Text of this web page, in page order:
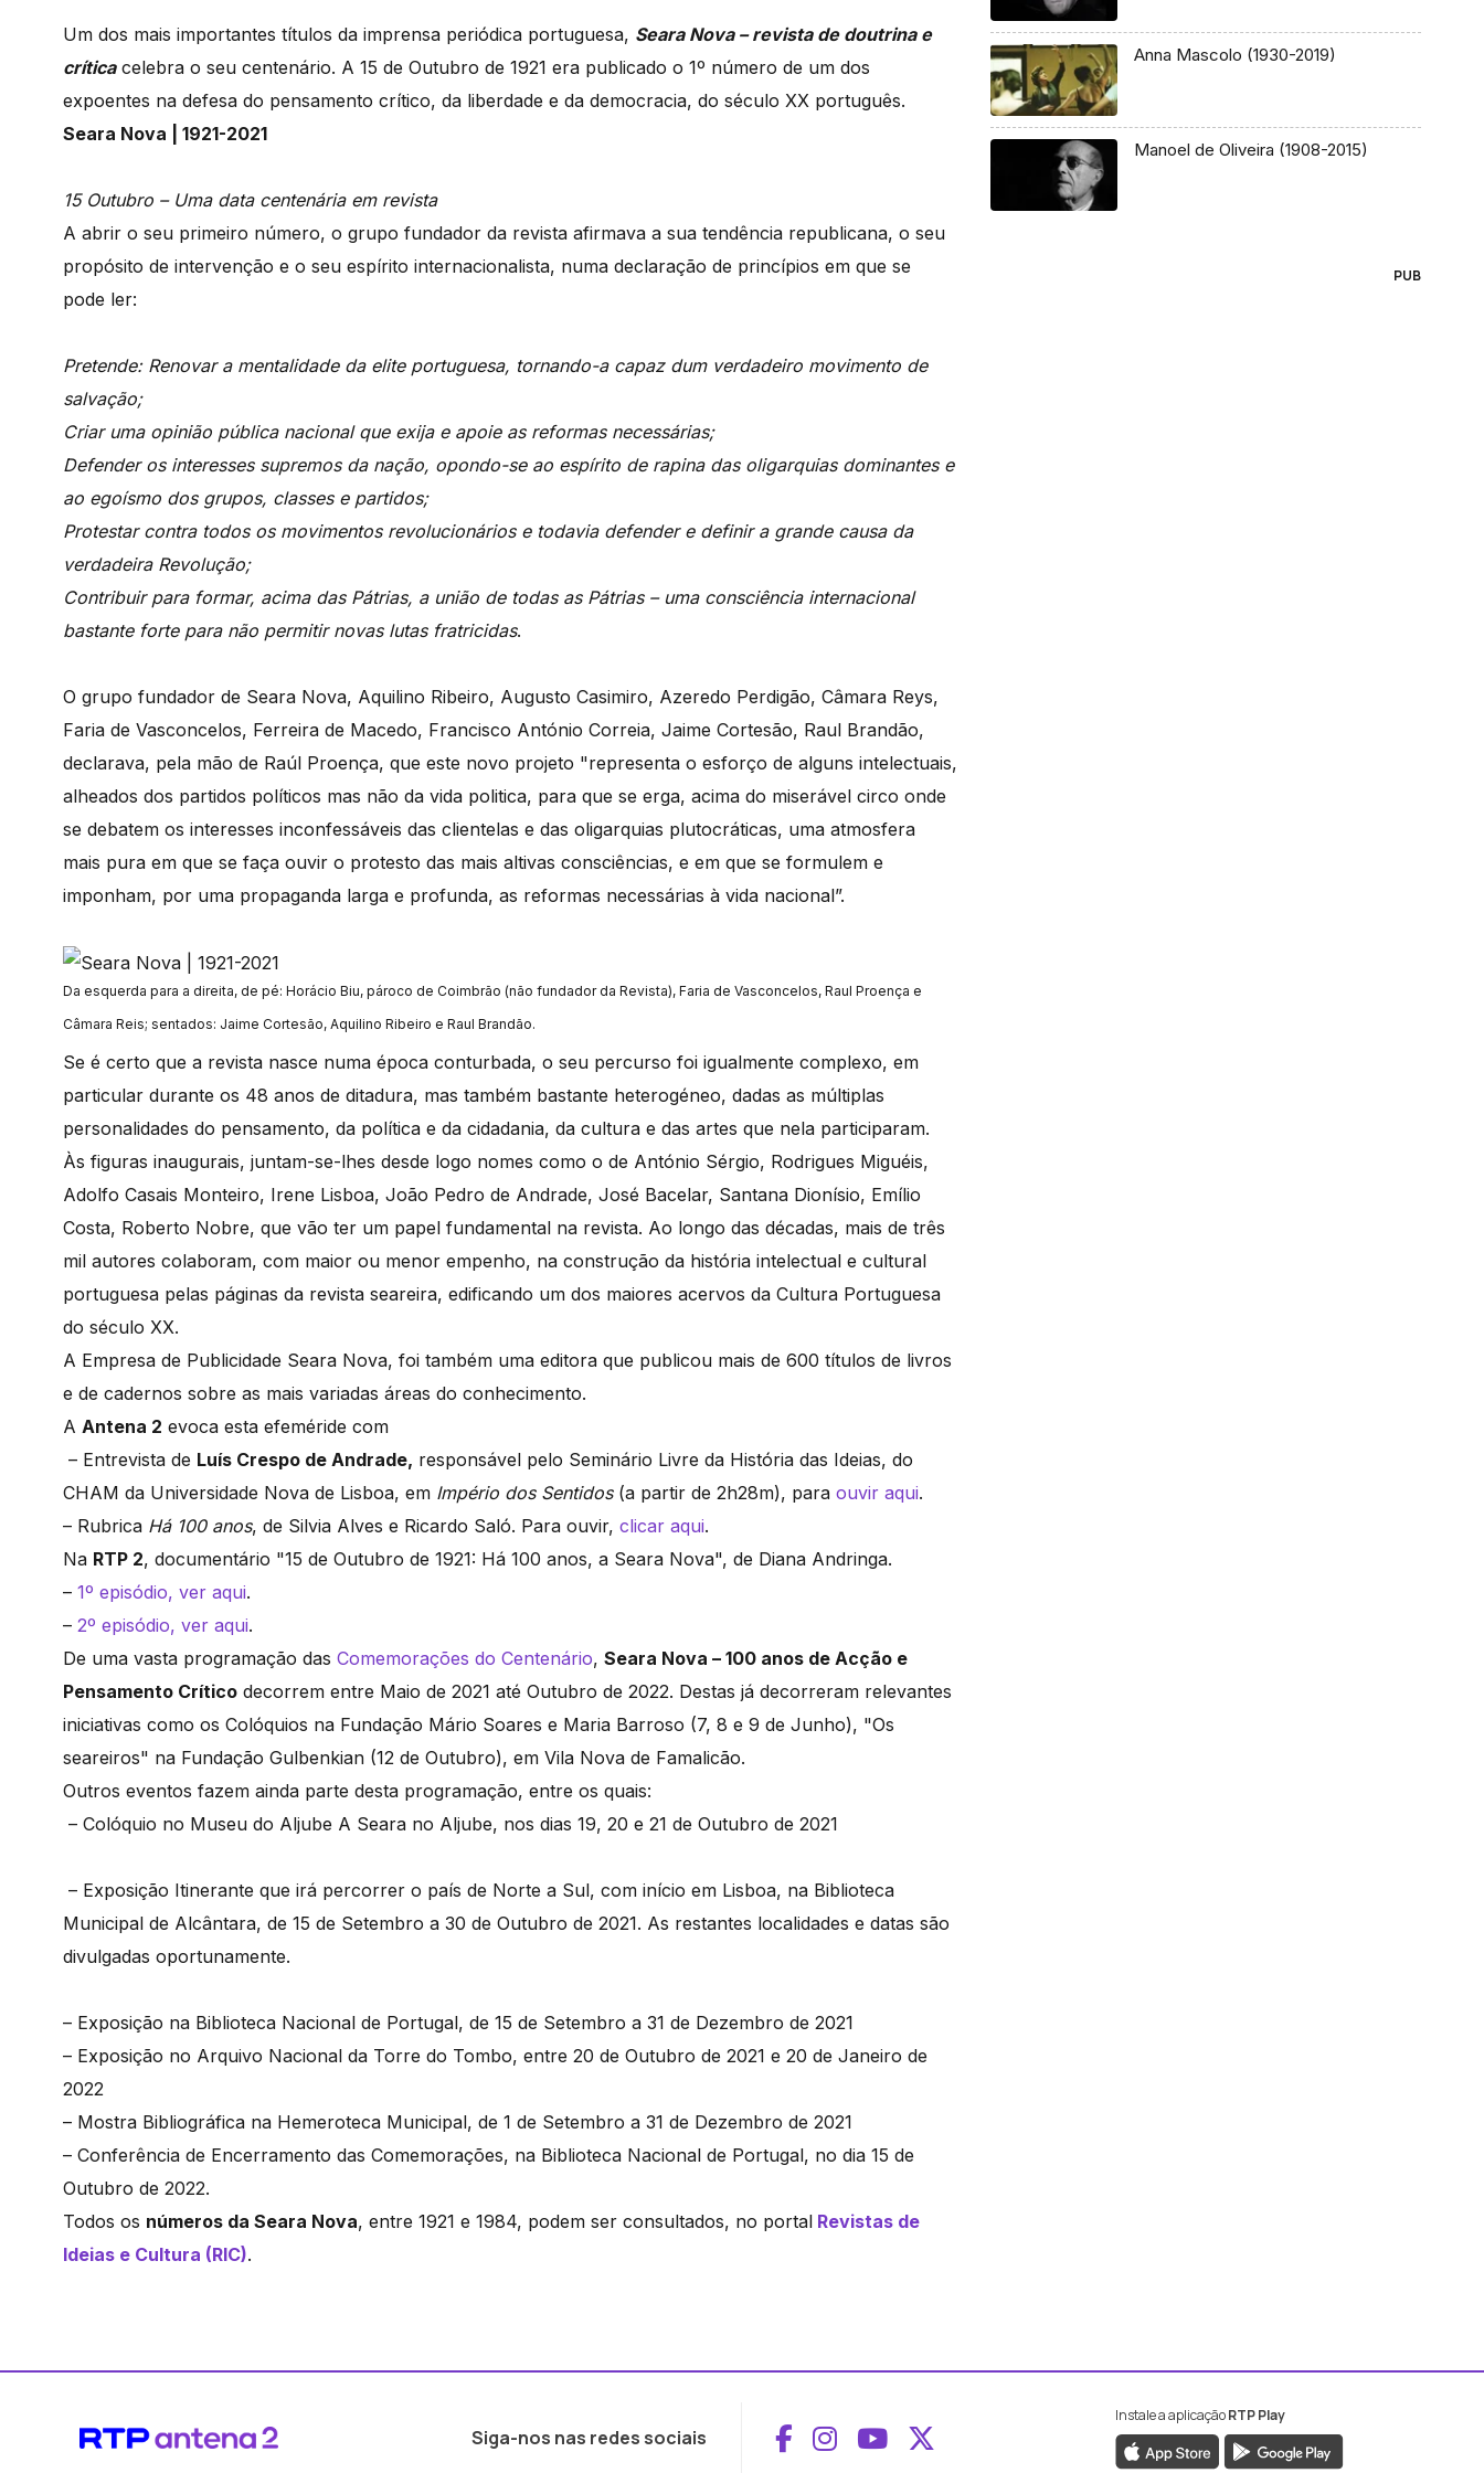
Um dos mais importantes títulos da imprensa periódica portuguesa, Seara Nova – revista de doutrina e
críticacelebra o seu centenário. A 15 de Outubro de 1921 era publicado o 1º número de um dos
expoentes na defesa do pensamento crítico, da liberdade e da democracia, do século XX português.
Seara Nova | 1921-2021
15 Outubro – Uma data centenária em revista
A abrir o seu primeiro número, o grupo fundador da revista afirmava a sua tendência republicana, o seu
propósito de intervenção e o seu espírito internacionalista, numa declaração de princípios em que se
pode ler:
Pretende: Renovar a mentalidade da elite portuguesa, tornando-a capaz dum verdadeiro movimento de
salvação;
Criar uma opinião pública nacional que exija e apoie as reformas necessárias;
Defender os interesses supremos da nação, opondo-se ao espírito de rapina das oligarquias dominantes e
ao egoísmo dos grupos, classes e partidos;
Protestar contra todos os movimentos revolucionários e todavia defender e definir a grande causa da
verdadeira Revolução;
Contribuir para formar, acima das Pátrias, a união de todas as Pátrias – uma consciência internacional
bastante forte para não permitir novas lutas fratricidas.
O grupo fundador de Seara Nova, Aquilino Ribeiro, Augusto Casimiro, Azeredo Perdigão, Câmara Reys,
Faria de Vasconcelos, Ferreira de Macedo, Francisco António Correia, Jaime Cortesão, Raul Brandão,
declarava, pela mão de Raúl Proença, que este novo projeto "representa o esforço de alguns intelectuais,
alheados dos partidos políticos mas não da vida politica, para que se erga, acima do miserável circo onde
se debatem os interesses inconfessáveis das clientelas e das oligarquias plutocráticas, uma atmosfera
mais pura em que se faça ouvir o protesto das mais altivas consciências, e em que se formulem e
imponham, por uma propaganda larga e profunda, as reformas necessárias à vida nacional”.
Da esquerda para a direita, de pé: Horácio Biu, pároco de Coimbrão (não fundador da Revista), Faria de Vasconcelos, Raul Proença e
Câmara Reis; sentados: Jaime Cortesão, Aquilino Ribeiro e Raul Brandão.
Se é certo que a revista nasce numa época conturbada, o seu percurso foi igualmente complexo, em
particular durante os 48 anos de ditadura, mas também bastante heterogéneo, dadas as múltiplas
personalidades do pensamento, da política e da cidadania, da cultura e das artes que nela participaram.
Às figuras inaugurais, juntam-se-lhes desde logo nomes como o de António Sérgio, Rodrigues Miguéis,
Adolfo Casais Monteiro, Irene Lisboa, João Pedro de Andrade, José Bacelar, Santana Dionísio, Emílio
Costa, Roberto Nobre, que vão ter um papel fundamental na revista. Ao longo das décadas, mais de três
mil autores colaboram, com maior ou menor empenho, na construção da história intelectual e cultural
portuguesa pelas páginas da revista seareira, edificando um dos maiores acervos da Cultura Portuguesa
do século XX.
A Empresa de Publicidade Seara Nova, foi também uma editora que publicou mais de 600 títulos de livros
e de cadernos sobre as mais variadas áreas do conhecimento.
A Antena 2 evoca esta efeméride com
– Entrevista de Luís Crespo de Andrade, responsável pelo Seminário Livre da História das Ideias, do
CHAM da Universidade Nova de Lisboa, em Império dos Sentidos(a partir de 2h28m), para ouvir aqui.
– Rubrica Há 100 anos, de Silvia Alves e Ricardo Saló. Para ouvir, clicar aqui.
Na RTP 2, documentário "15 de Outubro de 1921: Há 100 anos, a Seara Nova", de Diana Andringa.
– 1º episódio, ver aqui.
– 2º episódio, ver aqui.
De uma vasta programação das Comemorações do Centenário, Seara Nova – 100 anos de Acção e
Pensamento Crítico decorrem entre Maio de 2021 até Outubro de 2022. Destas já decorreram relevantes
iniciativas como os Colóquios na Fundação Mário Soares e Maria Barroso (7, 8 e 9 de Junho), "Os
seareiros" na Fundação Gulbenkian (12 de Outubro), em Vila Nova de Famalicão.
Outros eventos fazem ainda parte desta programação, entre os quais:
– Colóquio no Museu do Aljube A Seara no Aljube, nos dias 19, 20 e 21 de Outubro de 2021
– Exposição Itinerante que irá percorrer o país de Norte a Sul, com início em Lisboa, na Biblioteca
Municipal de Alcântara, de 15 de Setembro a 30 de Outubro de 2021. As restantes localidades e datas são
divulgadas oportunamente.
– Exposição na Biblioteca Nacional de Portugal, de 15 de Setembro a 31 de Dezembro de 2021
– Exposição no Arquivo Nacional da Torre do Tombo, entre 20 de Outubro de 2021 e 20 de Janeiro de
2022
– Mostra Bibliográfica na Hemeroteca Municipal, de 1 de Setembro a 31 de Dezembro de 2021
– Conferência de Encerramento das Comemorações, na Biblioteca Nacional de Portugal, no dia 15 de
Outubro de 2022.
Todos os números da Seara Nova, entre 1921 e 1984, podem ser consultados, no portal Revistas de
Ideias e Cultura (RIC).
Anna Mascolo (1930-2019)
Manoel de Oliveira (1908-2015)
PUB
Siga-nos nas redes sociais Aceder ao Facebook da RTP Antena 2
Aceder ao Instagram da RTP Antena 2
Aceder ao YouTube da RTP Antena 2
Aceder ao X da RTP Antena 2
Instale a aplicaçãoRTP Play